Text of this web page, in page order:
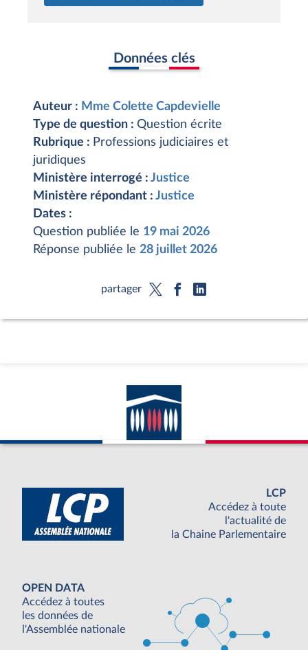
Données clés
Auteur : Mme Colette Capdevielle
Type de question : Question écrite
Rubrique : Professions judiciaires et
juridiques
Ministère interrogé : Justice
Ministère répondant : Justice
Dates :
Question publiée le 19 mai 2026
Réponse publiée le 28 juillet 2026
partager
LCP
Accédez à toute
l'actualité de
la Chaine Parlementaire
OPEN DATA
Accédez à toutes
les données de
l'Assemblée nationale